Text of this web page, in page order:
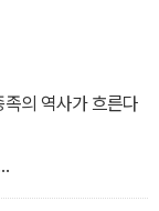
의 역사가 흐른다